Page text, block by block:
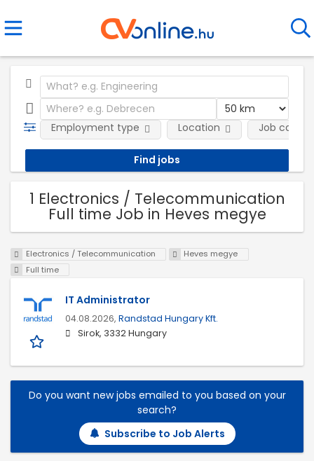
Employment type Location Job
1 Electronics / Telecommunication
Full time Job in Heves megye
Electronics / Telecommunication
Heves megye
Full time
IT Administrator
04.08.2026, Randstad Hungary Kft.
Sirok, 3332 Hungary
Do you want new jobs emailed to you based on your
search?
Subscribe to Job Alerts